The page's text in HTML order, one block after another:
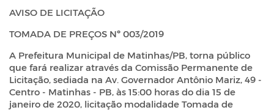
AVISO DE LICITAÇÃO
TOMADA DE PREÇOS Nº 003/2019
A Prefeitura Municipal de Matinhas/PB, torna público
que fará realizar através da Comissão Permanente de
Licitação, sediada na Av. Governador Antônio Mariz, 49 -
Centro - Matinhas - PB, às 15:00 horas do dia 15 de
janeiro de 2020, licitação modalidade Tomada de